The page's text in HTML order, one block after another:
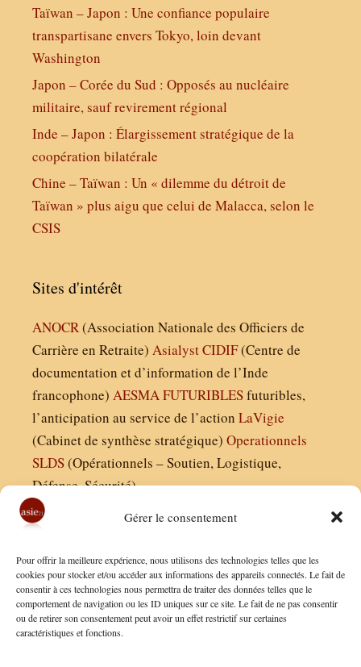
Gérer le consentement
Pour offrir la meilleure expérience, nous utilisons des technologies telles que les
cookies pour stocker et/ou accéder aux informations des appareils connectés. Le fait de
consentir à ces technologies nous permettra de traiter des données telles que le
comportement de navigation ou les ID uniques sur ce site. Le fait de ne pas consentir
ou de retirer son consentement peut avoir un effet restrictif sur certaines
caractéristiques et fonctions.
Taïwan – Japon : Une confiance populaire
transpartisane envers Tokyo, loin devant
Washington
Japon – Corée du Sud : Opposés au nucléaire
militaire, sauf revirement régional
Inde – Japon : Élargissement stratégique de la
coopération bilatérale
Chine – Taïwan : Un « dilemme du détroit de
Taïwan » plus aigu que celui de Malacca, selon le
CSIS
Sites d'intérêt
ANOCR(Association Nationale des Officiers de
Carrière en Retraite) AsialystCIDIF(Centre de
documentation et d’information de l’Inde
francophone) AESMAFUTURIBLESfuturibles,
l’anticipation au service de l’action LaVigie
(Cabinet de synthèse stratégique) Operationnels
SLDS(Opérationnels – Soutien, Logistique,
Défense, Sécurité)
Finaldées EURL
Siège social : 13 avenue Boudon, 75016, Paris
Nous contacter